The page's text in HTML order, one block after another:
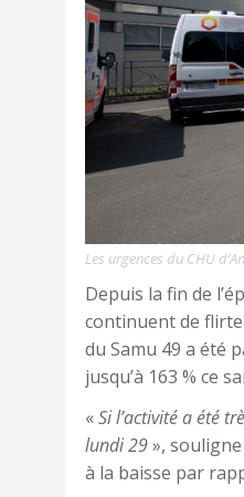
Les urgences du CHU
Depuis la fin de
continuent de
du Samu 49 a été
jusqu’à 163 % ce
«Si l’activité a été
lundi 29»,
à la baisse par